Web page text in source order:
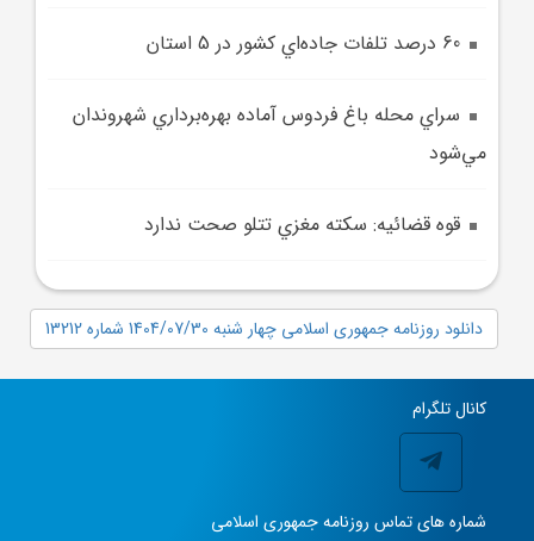
60 درصد تلفات جاده‌اي کشور در 5 استان
سراي محله باغ فردوس آماده بهره‌برداري شهروندان
مي‌شود
قوه قضائيه: سکته مغزي تتلو صحت ندارد
دانلود روزنامه جمهوری اسلامی چهار شنبه 1404/07/30 شماره 13212
کانال تلگرام
شماره های تماس روزنامه جمهوری اسلامی